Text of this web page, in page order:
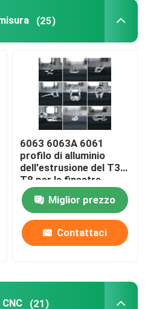
(25)
6063 6063A 6061
profilo di alluminio
dell'estrusione del T3
T8 per la finestra
Miglior prezzo
Contattaci
(21)